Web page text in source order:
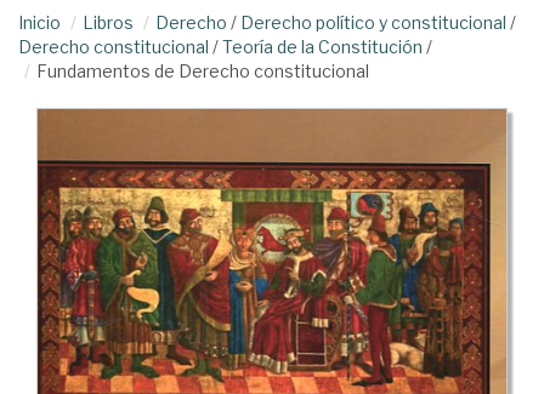
Inicio Libros Derecho / Derecho político y constitucional /
Derecho constitucional /Teoría de la Constitución /
Fundamentos de Derecho constitucional